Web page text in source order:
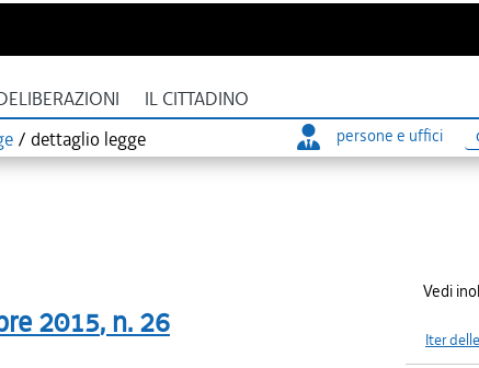
IL CITTADINO
/ dettaglio legge persone e uffici
2015, n. 26
Vedi
Iter